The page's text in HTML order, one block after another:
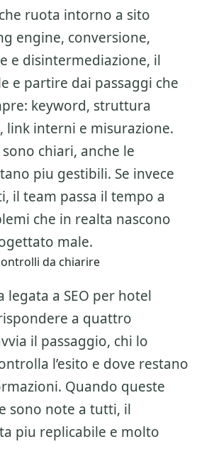
ruota intorno a sito
engine, conversione,
e disintermediazione, il
e partire dai passaggi che
keyword, struttura
link interni e misurazione.
chiari, anche le
piu gestibili. Se invece
il team passa il tempo a
che in realta nascono
male.
da chiarire
legata a SEO per hotel
a quattro
il passaggio, chi lo
l’esito e dove restano
Quando queste
sono note a tutti, il
piu replicabile e molto